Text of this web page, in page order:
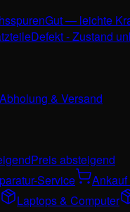
Gut — leichte
Defekt - Zustand
Abholung & Versand
Preis absteigend
Service
Laptops & Computer